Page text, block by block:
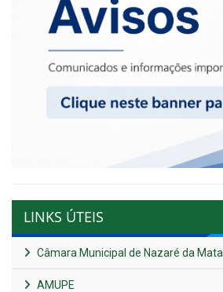
LINKS ÚTEIS
Câmara Municipal de Nazaré da Mata
AMUPE